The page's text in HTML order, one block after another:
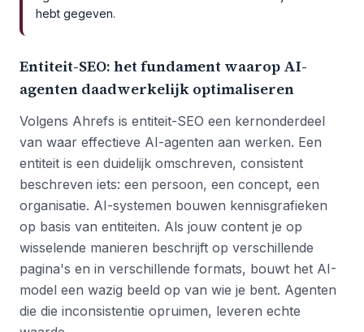
hebt gegeven.
Entiteit-SEO: het fundament waarop AI-
agenten daadwerkelijk optimaliseren
Volgens Ahrefs is entiteit-SEO een kernonderdeel
van waar effectieve AI-agenten aan werken. Een
entiteit is een duidelijk omschreven, consistent
beschreven iets: een persoon, een concept, een
organisatie. AI-systemen bouwen kennisgrafieken
op basis van entiteiten. Als jouw content je op
wisselende manieren beschrijft op verschillende
pagina's en in verschillende formats, bouwt het AI-
model een wazig beeld op van wie je bent. Agenten
die die inconsistentie opruimen, leveren echte